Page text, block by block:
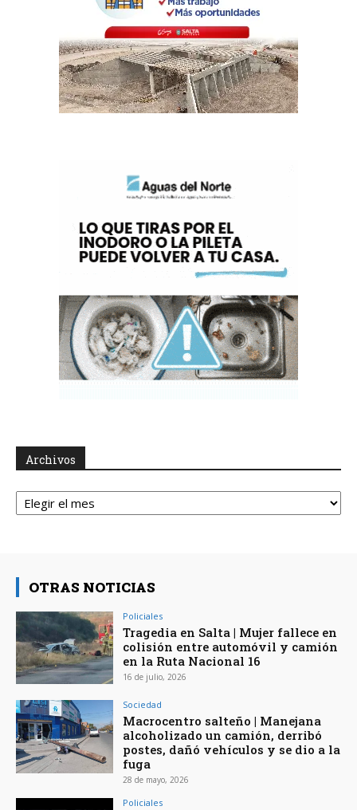
Archivos
Archivos
OTRAS NOTICIAS
Policiales
Tragedia en Salta | Mujer fallece en
colisión entre automóvil y camión
en la Ruta Nacional 16
16 de julio, 2026
Sociedad
Macrocentro salteño | Manejana
alcoholizado un camión, derribó
postes, dañó vehículos y se dio a la
fuga
28 de mayo, 2026
Policiales